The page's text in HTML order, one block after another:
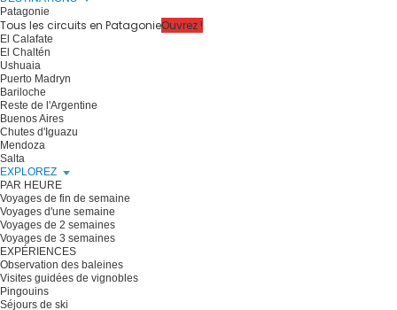
Patagonie
Tous les circuits en PatagonieOuvrez !
El Calafate
El Chaltén
Ushuaia
Puerto Madryn
Bariloche
Reste de l'Argentine
Buenos Aires
Chutes d'Iguazu
Mendoza
Salta
EXPLOREZ
PAR HEURE
Voyages de fin de semaine
Voyages d'une semaine
Voyages de 2 semaines
Voyages de 3 semaines
EXPÉRIENCES
Observation des baleines
Visites guidées de vignobles
Pingouins
Séjours de ski